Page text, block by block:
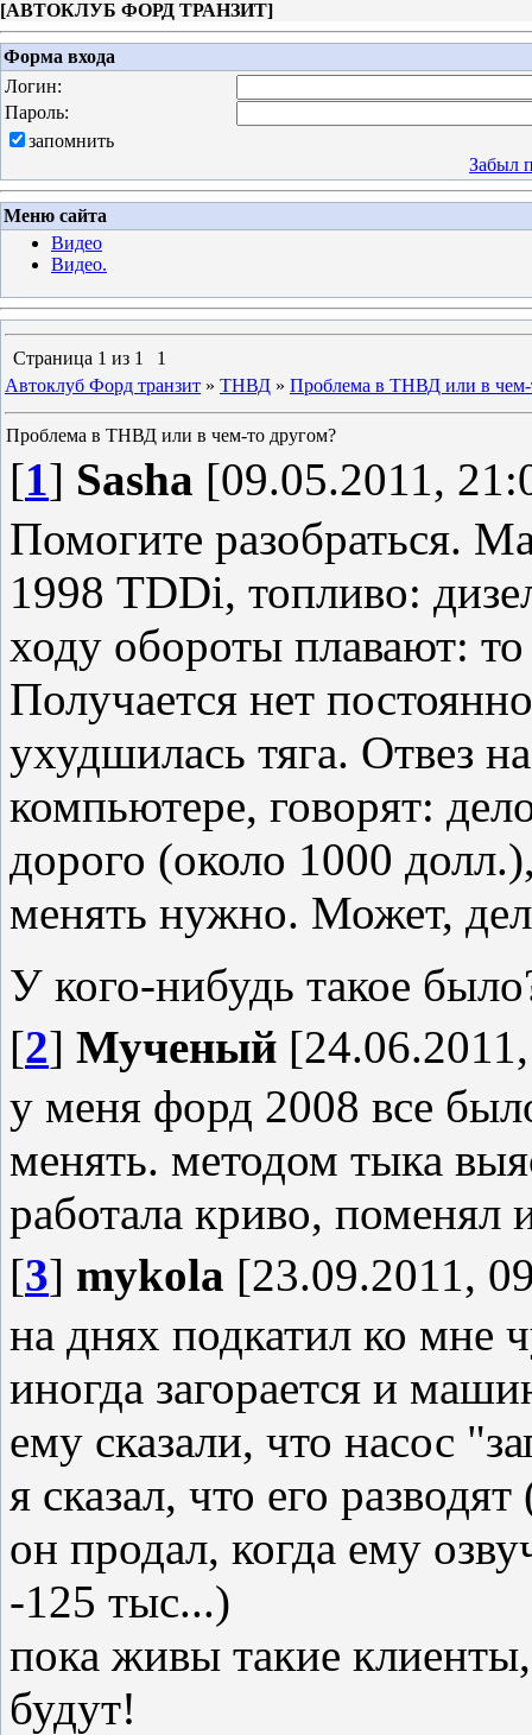
[АВТОКЛУБ ФОРД ТРАНЗИТ]
Форма входа
Логин:
Пароль:
запомнить
Забыл
Меню сайта
Видео
Видео.
Страница 1 из 1
1
Автоклуб Форд транзит » ТНВД » Проблема в ТНВД или в чем-
Проблема в ТНВД или в чем-то другом?
[1] Sasha [09.05.2011,
Помогите разобраться.
1998 TDDi, топливо:
ходу обороты плавают:
Получается нет
ухудшилась тяга. Отвез
компьютере, говорят:
дорого (около 1000
менять нужно. Может,
У кого-нибудь такое
[2] Мученый
у меня форд 2008 все
менять. методом тыка
работала криво, поменял
[3] mykola [23.09.2011,
на днях подкатил ко мне
иногда загорается и
ему сказали, что насос
я сказал, что его
он продал, когда ему
-125 тыс...)
пока живы такие
будут!